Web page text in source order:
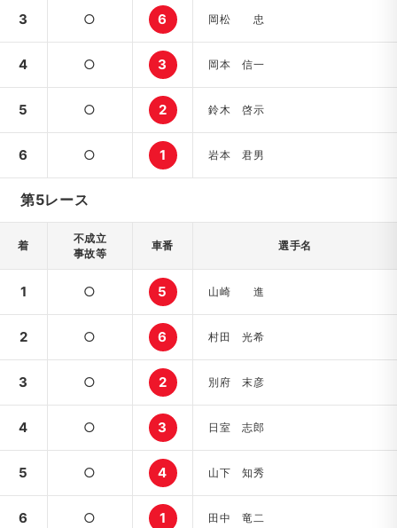
3 ○ 6 岡松 忠
4 ○ 3 岡本 信一
5 ○ 2 鈴木 啓示
6 ○ 1 岩本 君男
第5レース
着
不成立
事故等
車番 選手名
1 ○ 5 山崎 進
2 ○ 6 村田 光希
3 ○ 2 別府 末彦
4 ○ 3 日室 志郎
5 ○ 4 山下 知秀
6 ○ 1 田中 竜二